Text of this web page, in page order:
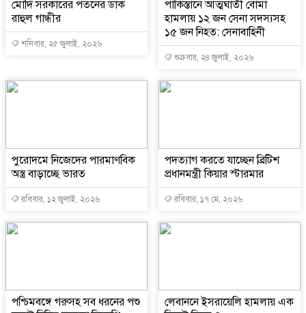
মোদি সরকারের পতনের ডাক
রাহুল গান্ধীর
শনিবার, ২৫ জুলাই, ২০২৬
পাকিস্তানে আত্মঘাতী বোমা
হামলায় ১২ জন সেনা সদস্যসহ
১৫ জন নিহত: সেনাবাহিনী
শুক্রবার, ২৪ জুলাই, ২০২৬
পুরোদমে নিজেদের পারমাণবিক
অস্ত্র বাড়াচ্ছে ভারত
রবিবার, ১২ জুলাই, ২০২৬
পদত্যাগ করতে যাচ্ছেন ব্রিটিশ
প্রধানমন্ত্রী কিয়ার স্টারমার
রবিবার, ১৭ মে, ২০২৬
পশ্চিমবঙ্গে গরুসহ সব ধরনের পশু
লেবাননে ইসরায়েলি হামলায় এক